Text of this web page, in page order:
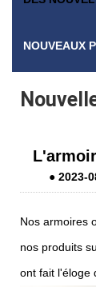
NOUVEAUX
● 2023-
Nos armoires
nos produits
ont fait l'éloge